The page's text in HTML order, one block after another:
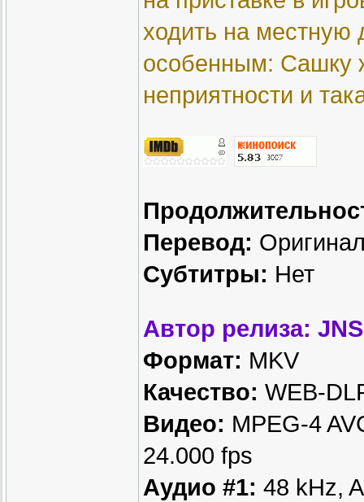
ходить на местную
особенным: Сашку
неприятности и
Перевод:
Субтитры: Нет
Автор релиза:
Формат: MKV
Качество: WEB-
Видео: MPEG-4
24.000 fps
Аудио #1: 48 kHz,